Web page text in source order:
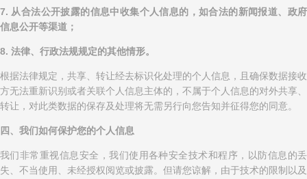
7. 从合法公开披露的信息中收集个人信息的，如合法的新闻报道、政府
信息公开等渠道；
8. 法律、行政法规规定的其他情形。
根据法律规定，共享、转让经去标识化处理的个人信息，且确保数据接收
方无法重新识别或者关联个人信息主体的，不属于个人信息的对外共享、
转让，对此类数据的保存及处理将无需另行向您告知并征得您的同意。
四、我们如何保护您的个人信息
我们非常重视信息安全，我们使用各种安全技术和程序，以防信息的丢
失、不当使用、未经授权阅览或披露。但请您谅解，由于技术的限制以及